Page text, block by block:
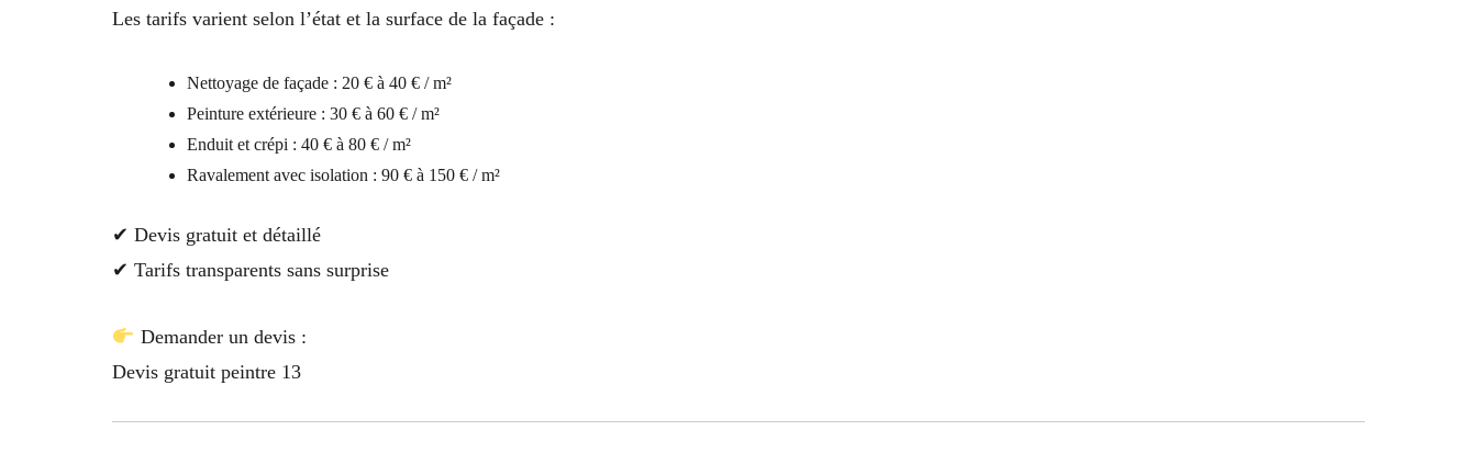
Les tarifs varient selon l’état et la surface de la façade :
Nettoyage de façade : 20 € à 40 € / m²
Peinture extérieure : 30 € à 60 € / m²
Enduit et crépi : 40 € à 80 € / m²
Ravalement avec isolation : 90 € à 150 € / m²
✔ Devis gratuit et détaillé
✔ Tarifs transparents sans surprise
Demander un devis :
Devis gratuit peintre 13